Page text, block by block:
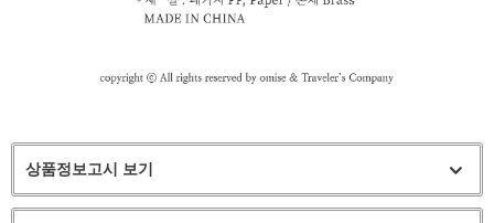
상품정보고시 보기